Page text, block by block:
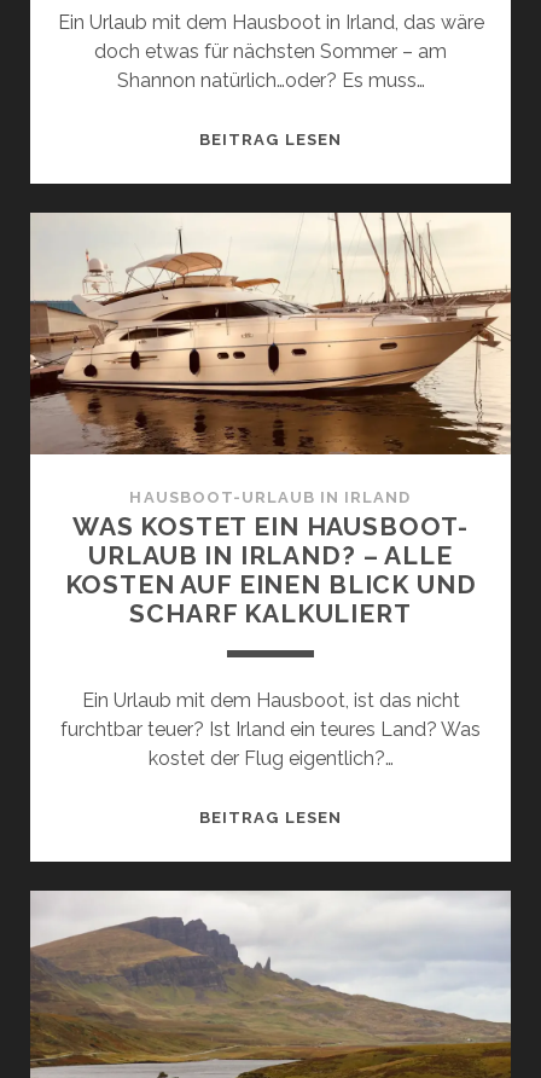
Ein Urlaub mit dem Hausboot in Irland, das wäre
doch etwas für nächsten Sommer – am
Shannon natürlich…oder? Es muss…
BEITRAG LESEN
INSELN
MIT
DEM
HAUSBOOT
AUF
DEM
MALERISCHEN
ERNE
SYSTEM
IN
NORDIRLAND
HAUSBOOT-URLAUB IN IRLAND
WAS KOSTET EIN HAUSBOOT-
URLAUB IN IRLAND? – ALLE
KOSTEN AUF EINEN BLICK UND
SCHARF KALKULIERT
Ein Urlaub mit dem Hausboot, ist das nicht
furchtbar teuer? Ist Irland ein teures Land? Was
kostet der Flug eigentlich?…
BEITRAG LESEN
HAUSBOOT-
URLAUB
IRLAND?
–
ALLE